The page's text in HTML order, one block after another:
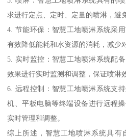
求进行定点、定时、定量的喷淋，避
4. 节能环保：智慧工地喷淋系统采
有效降低能耗和水资源的消耗，减少
5. 实时监控：智慧工地喷淋系统配
效果进行实时监测和调整，保证喷淋
6. 远程控制：智慧工地喷淋系统支
机、平板电脑等终端设备进行远程
实时管理和调整。
综上所述，智慧工地喷淋系统具有